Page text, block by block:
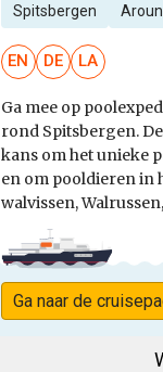
Spitsbergen
EN DE LA
Ga mee op
rond Spitsbergen.
kans om het unieke
en om pooldieren in
walvissen,
Ga naar de